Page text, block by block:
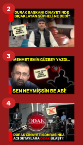
2
3
4